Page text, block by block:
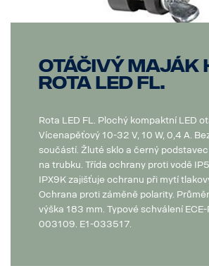
Otáčivý maják
Rota LED FL.
Rota LED FL. Plochý kompaktní LED
Vícenapěťový 10-32 V, 10 W, 0,4 A.
součástí. Žluté sklo a černý
na trubku. Třída ochrany proti vodě
IPX9K zajišťuje ochranu při mytí
Ochrana proti záměně polarity.
výška 183 mm. Typové schválení ECE-
003109. E1-033517.